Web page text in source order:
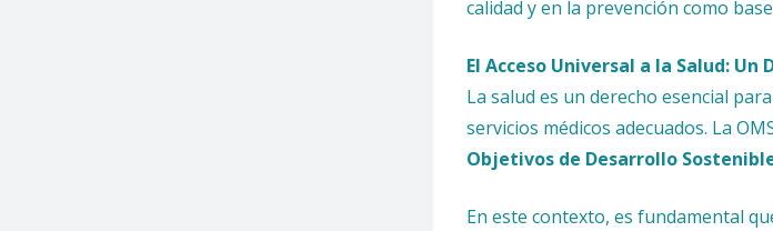
calidad y en la prevención como
El Acceso Universal a la Salud: Un
La salud es un derecho esencial
servicios médicos adecuados. La
Objetivos de Desarrollo
En este contexto, es fundamental